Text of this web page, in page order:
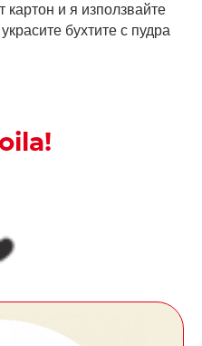
картон и я използвайте
бухтите с пудра